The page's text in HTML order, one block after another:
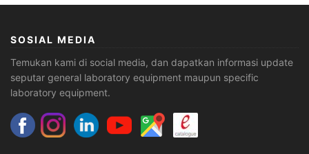
SOSIAL MEDIA
Temukan kami di social media, dan dapatkan informasi update
seputar general laboratory equipment maupun specific
laboratory equipment.